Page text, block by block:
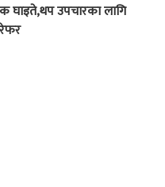
घाइते,थप उपचारका लागि